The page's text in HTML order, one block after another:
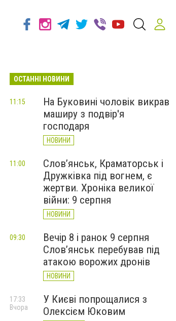
ОСТАННІ НОВИНИ
На Буковині чоловік викрав
маширу з подвір'я
господаря
НОВИНИ
11:15
Слов’янськ, Краматорськ і
Дружківка під вогнем, є
жертви. Хроніка великої
війни: 9 серпня
НОВИНИ
11:00
Вечір 8 і ранок 9 серпня
Слов’янськ перебував під
атакою ворожих дронів
НОВИНИ
09:30
У Києві попрощалися з
Олексієм Юковим
17:33
Вчора